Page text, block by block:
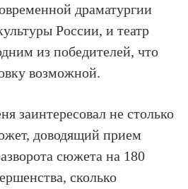
драматургии
России, и театр
из победителей, что
возможной.
заинтересовал не столько
доводящий прием
сюжета на 180
сколько